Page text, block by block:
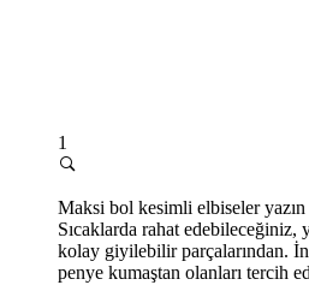
1
Maksi bol kesimli elbiseler
Sıcaklarda rahat edebileceğiniz,
kolay giyilebilir parçalarından.
penye kumaştan olanları tercih